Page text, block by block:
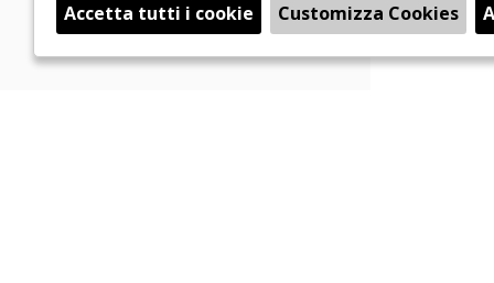
🍪
Accetta tutti i cookie Customizza Cookies